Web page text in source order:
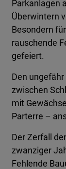
Parkanlagen
Überwintern
Besondern
rauschende
gefeiert.
Den
zwischen
mit
Parterre –
Der Zerfall
zwanziger
Fehlende